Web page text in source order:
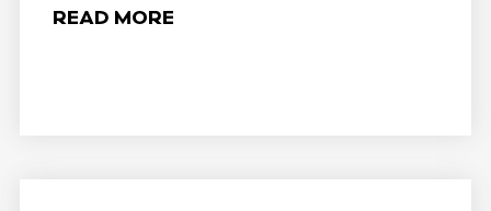
READ MORE